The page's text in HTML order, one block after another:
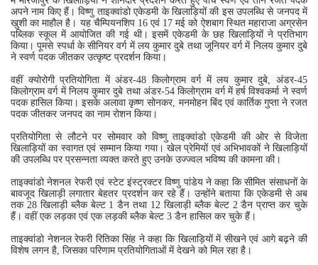
अपने नाम किए हैं। विष्णु ताइक्वांडो एकेडमी के खिलाड़ियों की इस उपलब्धि से जनपद में
खुशी का माहौल है। यह चैम्पियनशिप 16 एवं 17 मई को ऐशबाग स्थित महाराजा अग्रसेन
पब्लिक स्कूल में आयोजित की गई थी। इसमें एकेडमी के छह खिलाड़ियों ने प्रतिभाग
किया। पूमसे स्पर्धा के सीनियर वर्ग में लय कुमार दुबे तथा जूनियर वर्ग में निलय कुमार दुबे
ने स्वर्ण पदक जीतकर उत्कृष्ट प्रदर्शन किया।
वहीं क्योरोगी प्रतियोगिता में अंडर-48 किलोग्राम वर्ग में लय कुमार दुबे, अंडर-45
किलोग्राम वर्ग में निलय कुमार दुबे तथा अंडर-54 किलोग्राम वर्ग में हर्ष विश्वकर्मा ने स्वर्ण
पदक हासिल किया। इसके अलावा कृष्ण सोनकर, मनमोहन बिंद एवं कार्तिक गुप्ता ने रजत
पदक जीतकर जनपद का नाम रोशन किया।
प्रतियोगिता से लौटने पर सोमवार को विष्णु ताइक्वांडो एकेडमी की ओर से विजेता
खिलाड़ियों का स्वागत एवं सम्मान किया गया। खेल प्रेमियों एवं अभिभावकों ने खिलाड़ियों
की उपलब्धि पर प्रसन्नता व्यक्त करते हुए उनके उज्ज्वल भविष्य की कामना की।
ताइक्वांडो नेशनल रेफरी एवं स्टेट इंस्ट्रक्टर विष्णु पांडेय ने कहा कि सीमित संसाधनों के
बावजूद खिलाड़ी लगातार बेहतर प्रदर्शन कर रहे हैं। उन्होंने बताया कि एकेडमी से अब
तक 28 खिलाड़ी ब्लैक बेल्ट 1 डैन तथा 12 खिलाड़ी ब्लैक बेल्ट 2 डैन प्राप्त कर चुके
हैं। वहीं एक लड़का एवं एक लड़की ब्लैक बेल्ट 3 डैन हासिल कर चुके हैं।
ताइक्वांडो नेशनल रेफरी रितिका सिंह ने कहा कि खिलाड़ियों में सीखने एवं आगे बढ़ने की
विशेष लगन है, जिसका परिणाम प्रतियोगिताओं में देखने को मिल रहा है।